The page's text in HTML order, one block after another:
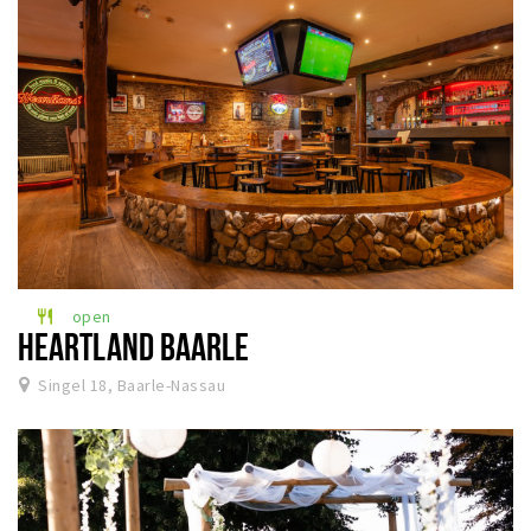
restaurant open
HEARTLAND BAARLE
Singel 18, Baarle-Nassau